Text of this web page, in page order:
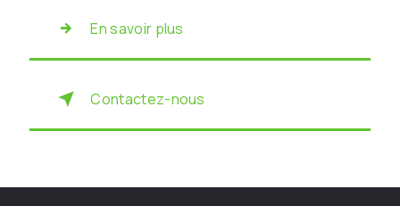
En savoir plus
Contactez-nous